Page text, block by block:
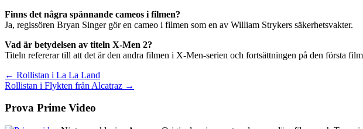
Finns det några spännande cameos i filmen?
Ja, regissören Bryan Singer gör en cameo i filmen som en av William Strykers säkerhetsvakter.
Vad är betydelsen av titeln X-Men 2?
Titeln refererar till att det är den andra filmen i X-Men-serien och fortsättningen på den första
Inläggsnavigering
← Rollistan i La La Land
Rollistan i Flykten från Alcatraz →
Prova Prime Video